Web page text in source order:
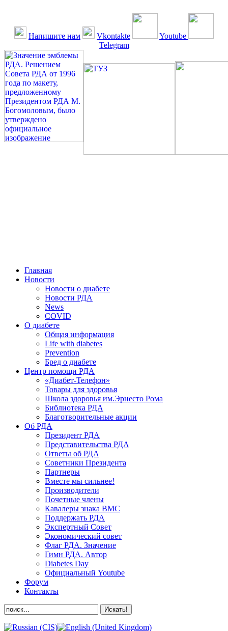
Напишите нам Vkontakte
Youtube
Telegram
Главная
Новости
Новости о диабете
Новости РДА
News
COVID
О диабете
Общая информация
Life with diabetes
Prevention
Бред о диабете
Центр помощи РДА
«Диабет-Телефон»
Товары для здоровья
Школа здоровья им.Эрнесто Рома
Библиотека РДА
Благотворительные акции
Об РДА
Президент РДА
Представительства РДА
Ответы об РДА
Советники Президента
Партнеры
Вместе мы сильнее!
Производители
Почетные члены
Кавалеры знака ВМС
Поддержать РДА
Экспертный Совет
Экономический совет
Флаг РДА. Значение
Гимн РДА. Автор
Diabetes Day
Официальный Youtube
Форум
Контакты